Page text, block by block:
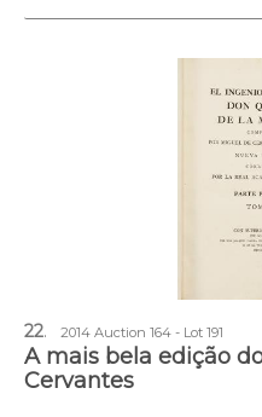
22. 2014 Auction 164 - Lot 191
A mais bela edição
Cervantes